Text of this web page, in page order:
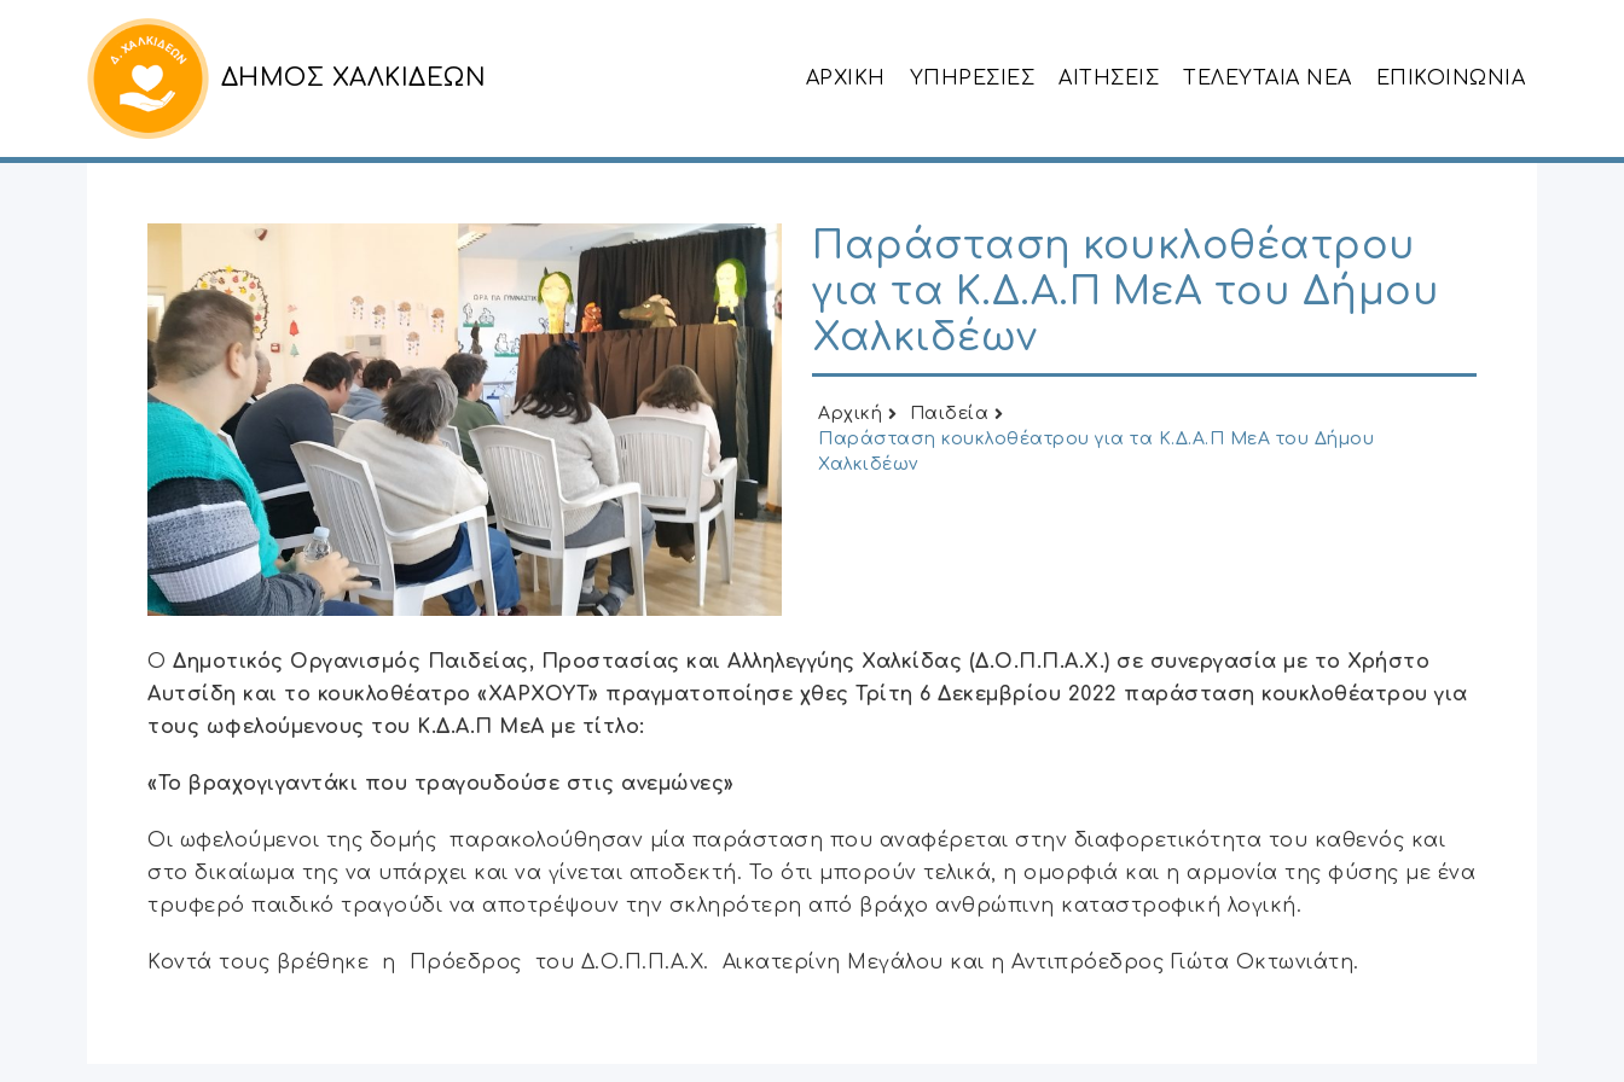
ΔΗΜΟΣ ΧΑΛΚΙΔΕΩΝ ΑΡΧΙΚΗ ΥΠΗΡΕΣΙΕΣ ΑΙΤΗΣΕΙΣ ΤΕΛΕΥΤΑΙΑ NEA ΕΠΙΚΟΙΝΩΝΙΑ
Παράσταση κουκλοθέατρου
για τα Κ.Δ.Α.Π ΜεΑ του Δήμου
Χαλκιδέων
Αρχική
Παιδεία
Παράσταση κουκλοθέατρου για τα Κ.Δ.Α.Π ΜεΑ του Δήμου
Χαλκιδέων
Ο Δημοτικός Οργανισμός Παιδείας, Προστασίας και Αλληλεγγύης Χαλκίδας (Δ.Ο.Π.Π.Α.Χ.) σε συνεργασία με το Χρήστο
Αυτσίδη και το κουκλοθέατρο «ΧΑΡΧΟΥΤ» πραγματοποίησε χθες Τρίτη 6 Δεκεμβρίου 2022 παράσταση κουκλοθέατρου για
τους ωφελούμενους του Κ.Δ.Α.Π ΜεΑ με τίτλο:
«Το βραχογιγαντάκι που τραγουδούσε στις ανεμώνες»
Οι ωφελούμενοι της δομής παρακολούθησαν μία παράσταση που αναφέρεται στην διαφορετικότητα του καθενός και
στο δικαίωμα της να υπάρχει και να γίνεται αποδεκτή. Το ότι μπορούν τελικά, η ομορφιά και η αρμονία της φύσης με ένα
τρυφερό παιδικό τραγούδι να αποτρέψουν την σκληρότερη από βράχο ανθρώπινη καταστροφική λογική.
Κοντά τους βρέθηκε η Πρόεδρος του Δ.Ο.Π.Π.Α.Χ. Αικατερίνη Μεγάλου και η Αντιπρόεδρος Γιώτα Οκτωνιάτη.